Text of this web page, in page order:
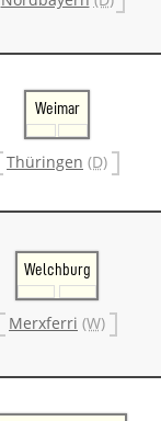
Weimar
Thüringen (D)
Welchburg
Merxferri (W)